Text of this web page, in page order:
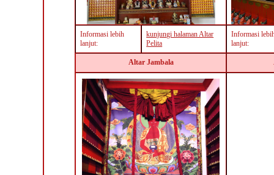
Informasi lebih
lanjut:
kunjungi halaman Altar
Pelita
Informasi
lanjut:
Altar Jambala